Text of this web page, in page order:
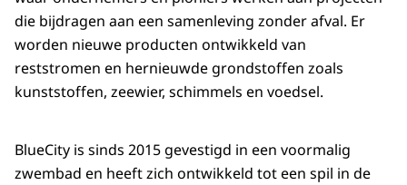
die bijdragen aan een samenleving zonder afval. Er
worden nieuwe producten ontwikkeld van
reststromen en hernieuwde grondstoffen zoals
kunststoffen, zeewier, schimmels en voedsel.
BlueCity is sinds 2015 gevestigd in een voormalig
zwembad en heeft zich ontwikkeld tot een spil in de